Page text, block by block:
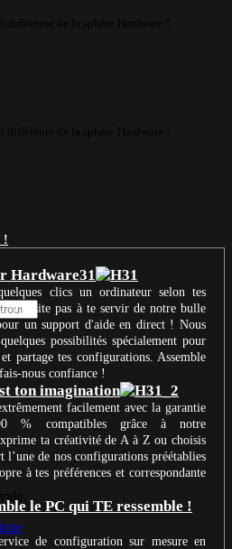
!
Hardware31
clics un ordinateur selon tes
N’hésite pas à te servir de notre bulle
un support d'aide en direct ! Nous
possibilités spécialement pour
partage tes configurations. Assemble
nous confiance !
ton imagination
facilement avec la garantie
% compatibles grâce à notre
ta créativité de A à Z ou choisis
l’une de nos configurations préétablies
à tes préférences et correspondante
le PC qui TE ressemble !
de configuration sur mesure en